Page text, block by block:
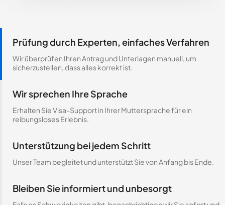
Prüfung durch Experten, einfaches Verfahren
Wir überprüfen Ihren Antrag und Unterlagen manuell, um
sicherzustellen, dass alles korrekt ist.
Wir sprechen Ihre Sprache
Erhalten Sie Visa-Support in Ihrer Muttersprache für ein
reibungsloses Erlebnis.
Unterstützung bei jedem Schritt
Unser Team begleitet und unterstützt Sie von Anfang bis Ende.
Bleiben Sie informiert und unbesorgt